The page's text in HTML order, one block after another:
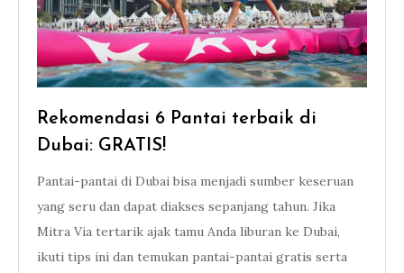
Rekomendasi 6 Pantai terbaik di
Dubai: GRATIS!
Pantai-pantai di Dubai bisa menjadi sumber keseruan
yang seru dan dapat diakses sepanjang tahun. Jika
Mitra Via tertarik ajak tamu Anda liburan ke Dubai,
ikuti tips ini dan temukan pantai-pantai gratis serta